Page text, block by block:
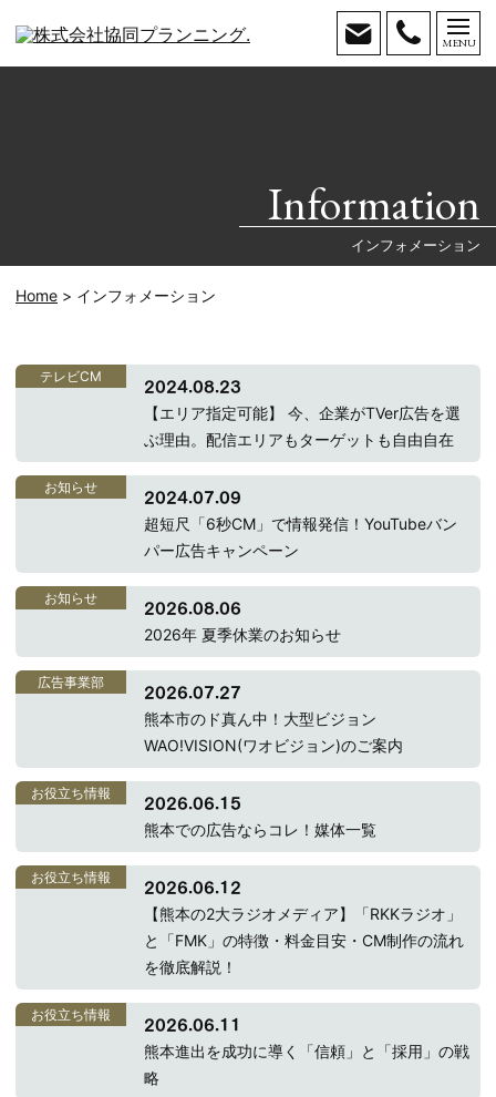
MENU
Tel.
お問い
Information
インフォメーション
Home インフォメーション
テレビCM
2024.08.23
【エリア指定可能】 今、企業がTVer広告を選
ぶ理由。配信エリアもターゲットも自由自在
お知らせ
2024.07.09
超短尺「6秒CM」で情報発信！YouTubeバン
パー広告キャンペーン
お知らせ
2026.08.06
2026年 夏季休業のお知らせ
広告事業部
2026.07.27
熊本市のド真ん中！大型ビジョン
WAO!VISION(ワオビジョン)のご案内
お役立ち情報
2026.06.15
熊本での広告ならコレ！媒体一覧
お役立ち情報
2026.06.12
【熊本の2大ラジオメディア】「RKKラジオ」
と「FMK」の特徴・料金目安・CM制作の流れ
を徹底解説！
お役立ち情報
2026.06.11
熊本進出を成功に導く「信頼」と「採用」の戦
略